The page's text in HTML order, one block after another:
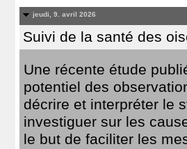
jeudi, 9. avril 2026
Suivi de la santé des
Une récente étude
potentiel des
décrire et interpréter le
investiguer sur les
le but de faciliter les